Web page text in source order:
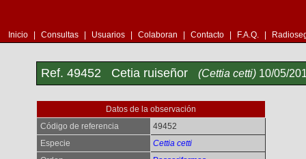
Inicio Consultas Usuarios Colaboran Contacto F.A.Q.
Ref. 49452 Cetia ruiseñor (Cettia cetti) 10/05/
Datos de la observación
Código de referencia
49452
Especie
Cettia cetti